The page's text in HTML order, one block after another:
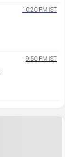
10:20 PM IST
9:50 PM IST